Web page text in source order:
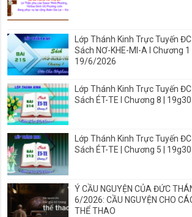
Lớp Thánh Kinh Trực Tuyến
Sách NƠ-KHE-MI-A I Chương 1
19/6/2026
Lớp Thánh Kinh Trực Tuyến
Sách ÉT-TE I Chương 8 |
Lớp Thánh Kinh Trực Tuyến
Sách ÉT-TE | Chương 5 |
Ý CẦU NGUYỆN CỦA ĐỨC
6/2026: CẦU NGUYỆN CHO
THỂ THAO